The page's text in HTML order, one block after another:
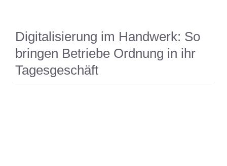
Digitalisierung im Handwerk: So
bringen Betriebe Ordnung in ihr
Tagesgeschäft